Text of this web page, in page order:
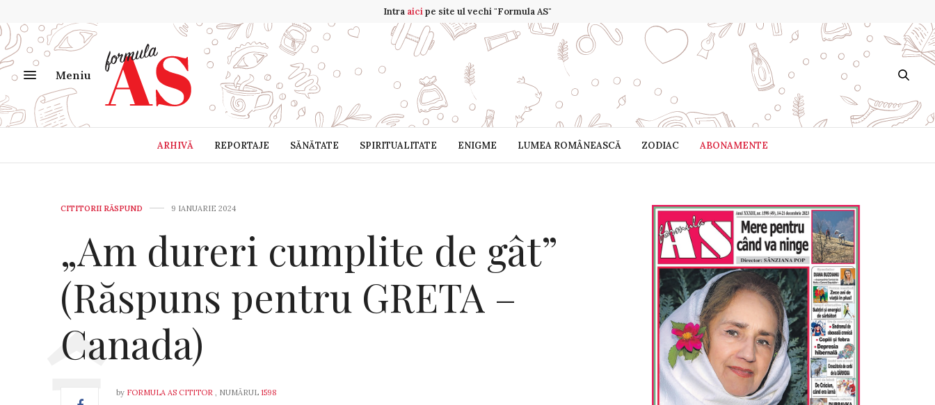
Intra aicipe site ul vechi "Formula AS"
Meniu
ARHIVĂ REPORTAJE SĂNĂTATE SPIRITUALITATE ENIGME LUMEA ROMÂNEASCĂ ZODIAC ABONAMENTE
CITITORII RĂSPUND 9 IANUARIE 2024
„Am dureri cumplite de gât”
(Răspuns pentru GRETA –
Canada)
by FORMULA AS CITITOR , NUMĂRUL 1598